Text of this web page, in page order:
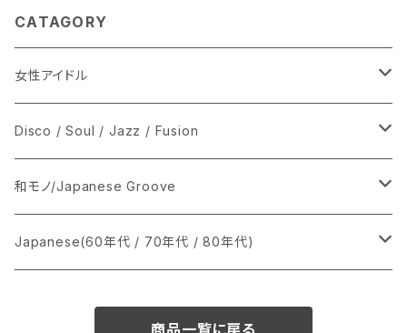
CATAGORY
女性アイドル
シングル盤
あ行
か行
LP
CD
Disco / Soul / Jazz / Fusion
シングル盤
A
12インチ・シングル
和モノ/Japanese Groove
シングル盤
Japanese(60年代 / 70年代 / 80年代)
商品一覧に戻る